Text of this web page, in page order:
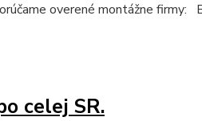
overené montážne firmy:
celej SR.